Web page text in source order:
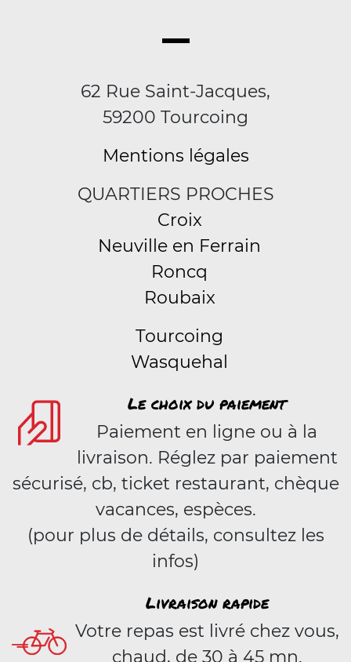
62 Rue Saint-Jacques,
59200 Tourcoing
Mentions légales
QUARTIERS PROCHES
Croix
Neuville en Ferrain
Roncq
Roubaix
Tourcoing
Wasquehal
Le choix du paiement
Paiement en ligne ou à la
livraison. Réglez par paiement
sécurisé, cb, ticket restaurant, chèque
vacances, espèces.
(pour plus de détails, consultez les
infos)
Livraison rapide
Votre repas est livré chez vous,
chaud, de 30 à 45 mn.